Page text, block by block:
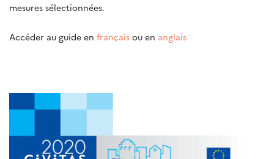
mesures sélectionnées.
Accéder au guide en français ou en anglais